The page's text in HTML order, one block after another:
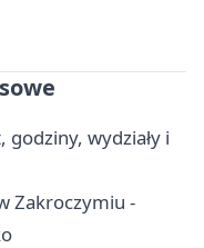
wydziały i
Zakroczymiu -